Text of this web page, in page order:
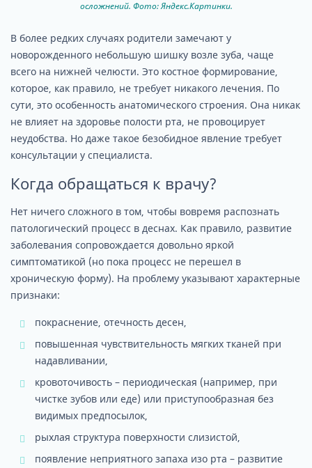
осложнений. Фото: Яндекс.Картинки.
В более редких случаях родители замечают у
новорожденного небольшую шишку возле зуба, чаще
всего на нижней челюсти. Это костное формирование,
которое, как правило, не требует никакого лечения. По
сути, это особенность анатомического строения. Она никак
не влияет на здоровье полости рта, не провоцирует
неудобства. Но даже такое безобидное явление требует
консультации у специалиста.
Когда обращаться к врачу?
Нет ничего сложного в том, чтобы вовремя распознать
патологический процесс в деснах. Как правило, развитие
заболевания сопровождается довольно яркой
симптоматикой (но пока процесс не перешел в
хроническую форму). На проблему указывают характерные
признаки:
покраснение, отечность десен,
повышенная чувствительность мягких тканей при
надавливании,
кровоточивость – периодическая (например, при
чистке зубов или еде) или приступообразная без
видимых предпосылок,
рыхлая структура поверхности слизистой,
появление неприятного запаха изо рта – развитие